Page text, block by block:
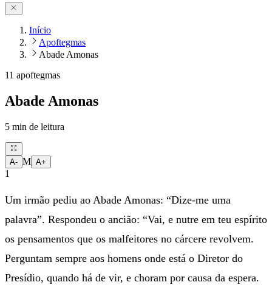
Início
Apoftegmas
Abade Amonas
11 apoftegmas
Abade Amonas
5 min de leitura
A- M A+
1
Um irmão pediu ao Abade Amonas: “Dize-me uma
palavra”. Respondeu o ancião: “Vai, e nutre em teu espírito
os pensamentos que os malfeitores no cárcere revolvem.
Perguntam sempre aos homens onde está o Diretor do
Presídio, quando há de vir, e choram por causa da espera.